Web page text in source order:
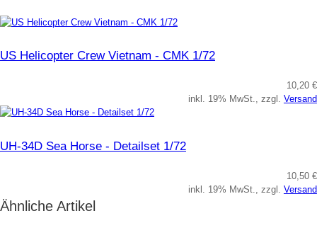
US Helicopter Crew Vietnam - CMK 1/72
10,20 €
inkl. 19% MwSt., zzgl. Versand
UH-34D Sea Horse - Detailset 1/72
10,50 €
inkl. 19% MwSt., zzgl. Versand
Ähnliche Artikel